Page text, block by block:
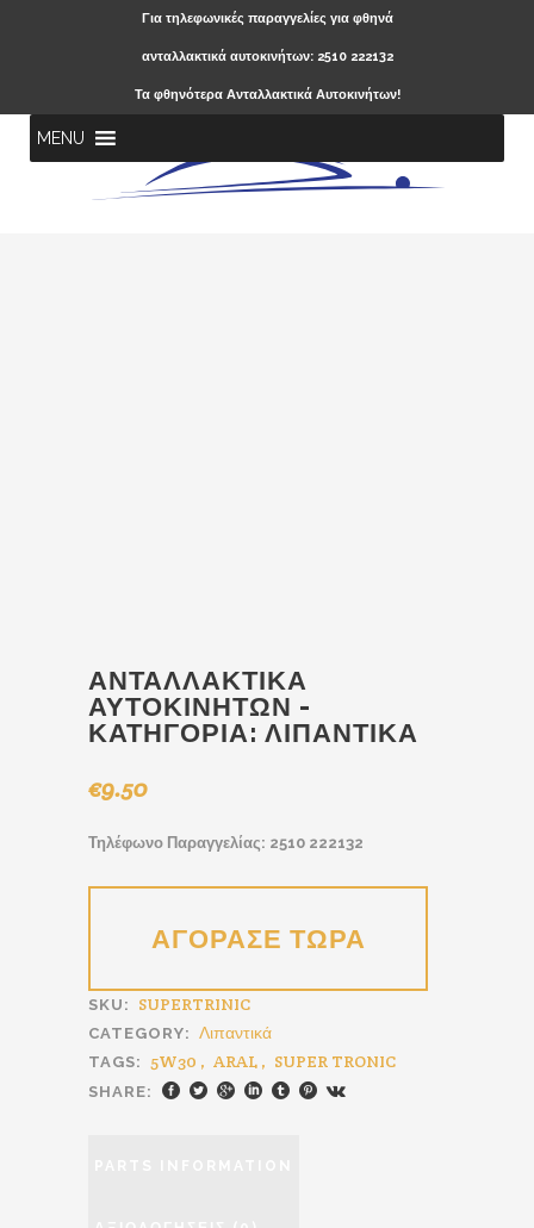
Για τηλεφωνικές παραγγελίες για φθηνά
ανταλλακτικά αυτοκινήτων: 2510 222132
Τα φθηνότερα Ανταλλακτικά Αυτοκινήτων!
MENU
ΑΝΤΑΛΛΑΚΤΙΚΆ
ΑΥΤΟΚΙΝΉΤΩΝ -
ΚΑΤΗΓΟΡΊΑ: ΛΙΠΑΝΤΙΚΆ
€9.50
Τηλέφωνο Παραγγελίας: 2510 222132
SKU: SUPERTRINIC
CATEGORY: Λιπαντικά
TAGS: 5W30 , ARAL , SUPER TRONIC
SHARE: